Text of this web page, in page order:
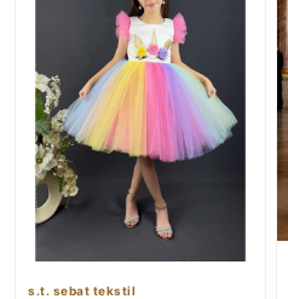
s.t. sebat tekstil